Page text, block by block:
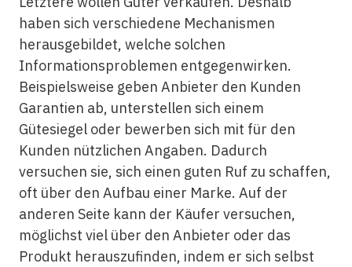
haben sich verschiedene Mechanismen
herausgebildet, welche solchen
Informationsproblemen entgegenwirken.
Beispielsweise geben Anbieter den Kunden
Garantien ab, unterstellen sich einem
Gütesiegel oder bewerben sich mit für den
Kunden nützlichen Angaben. Dadurch
versuchen sie, sich einen guten Ruf zu schaffen,
oft über den Aufbau einer Marke. Auf der
anderen Seite kann der Käufer versuchen,
möglichst viel über den Anbieter oder das
Produkt herauszufinden, indem er sich selbst